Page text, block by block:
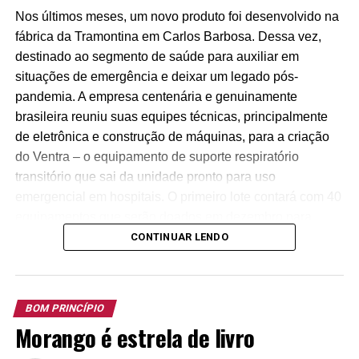
981506410) para depósito em prol do projeto.
Nos últimos meses, um novo produto foi desenvolvido na
fábrica da Tramontina em Carlos Barbosa. Dessa vez,
destinado ao segmento de saúde para auxiliar em
situações de emergência e deixar um legado pós-
pandemia. A empresa centenária e genuinamente
brasileira reuniu suas equipes técnicas, principalmente
de eletrônica e construção de máquinas, para a criação
do Ventra – o equipamento de suporte respiratório
transitório que sai da unidade pronto para uso
hospitais de mais de 20 municípios do Rio Grande do
O projeto nasceu em março, em meio a crise no norte da
Itália, onde o sistema de saúde entrou em colapso. No
CONTINUAR LENDO
BOM PRINCÍPIO
Morango é estrela de livro